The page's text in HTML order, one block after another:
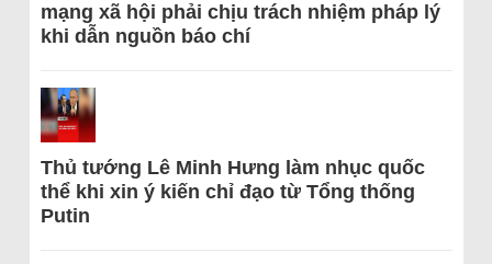
mạng xã hội phải chịu trách nhiệm pháp lý
khi dẫn nguồn báo chí
Thủ tướng Lê Minh Hưng làm nhục quốc
thể khi xin ý kiến chỉ đạo từ Tổng thống
Putin